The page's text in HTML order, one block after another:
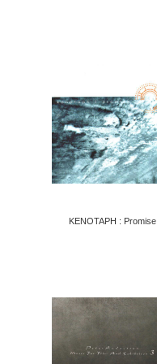
KENOTAPH : Promise